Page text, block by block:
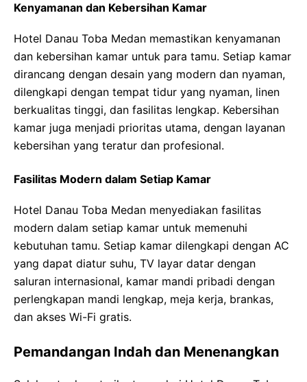
Kenyamanan dan Kebersihan Kamar
Hotel Danau Toba Medan memastikan kenyamanan
dan kebersihan kamar untuk para tamu. Setiap kamar
dirancang dengan desain yang modern dan nyaman,
dilengkapi dengan tempat tidur yang nyaman, linen
berkualitas tinggi, dan fasilitas lengkap. Kebersihan
kamar juga menjadi prioritas utama, dengan layanan
kebersihan yang teratur dan profesional.
Fasilitas Modern dalam Setiap Kamar
Hotel Danau Toba Medan menyediakan fasilitas
modern dalam setiap kamar untuk memenuhi
kebutuhan tamu. Setiap kamar dilengkapi dengan AC
yang dapat diatur suhu, TV layar datar dengan
saluran internasional, kamar mandi pribadi dengan
perlengkapan mandi lengkap, meja kerja, brankas,
dan akses Wi-Fi gratis.
Pemandangan Indah dan Menenangkan